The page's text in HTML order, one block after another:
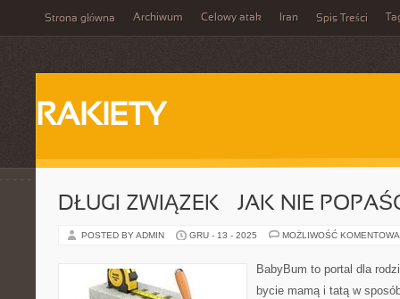
Strona główna Archiwum Celowy atak Iran Spis Treści
RAKIETY
DŁUGI ZWIĄZEK – JAK NIE
POSTED BY ADMIN GRU - 13 - 2025 MOŻLIWOŚĆ
BabyBum to portal dla
bycie mamą i tatą w